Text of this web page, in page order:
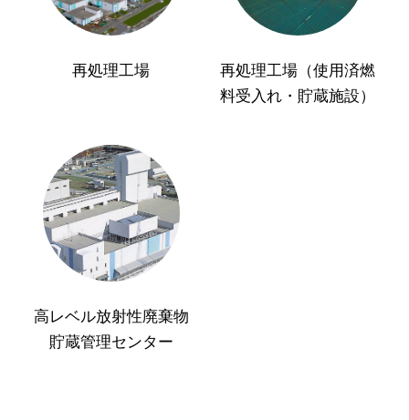
再処理工場
再処理工場（使用済燃
料受入れ・貯蔵施設）
高レベル放射性廃棄物
貯蔵管理センター